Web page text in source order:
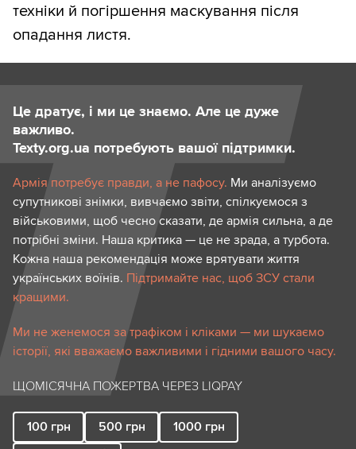
техніки й погіршення маскування після
опадання листя.
Це дратує, і ми це знаємо. Але це дуже
важливо.
Texty.org.ua потребують вашої підтримки.
Армія потребує правди, а не пафосу. Ми аналізуємо
супутникові знімки, вивчаємо звіти, спілкуємося з
військовими, щоб чесно сказати, де армія сильна, а де
потрібні зміни. Наша критика — це не зрада, а турбота.
Кожна наша рекомендація може врятувати життя
українських воїнів. Підтримайте нас, щоб ЗСУ стали
кращими.
Ми не женемося за трафіком і кліками — ми шукаємо
історії, які вважаємо важливими і гідними вашого часу.
ЩОМІСЯЧНА ПОЖЕРТВА ЧЕРЕЗ LIQPAY
100 грн 500 грн 1000 грн